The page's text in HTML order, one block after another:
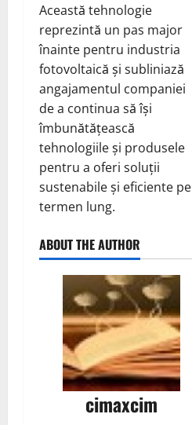
Această tehnologie
reprezintă un pas major
înainte pentru industria
fotovoltaică și subliniază
angajamentul companiei
de a continua să își
îmbunătățească
tehnologiile și produsele
pentru a oferi soluții
sustenabile și eficiente pe
termen lung.
ABOUT THE AUTHOR
cimaxcim